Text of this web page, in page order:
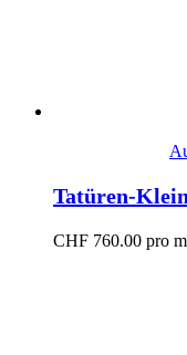
Tatüren-
CHF 760.00 pro